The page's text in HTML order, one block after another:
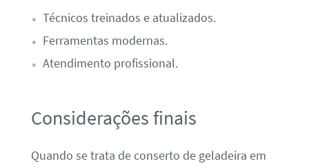
Técnicos treinados e atualizados.
Ferramentas modernas.
Atendimento profissional.
Considerações finais
Quando se trata de conserto de geladeira em